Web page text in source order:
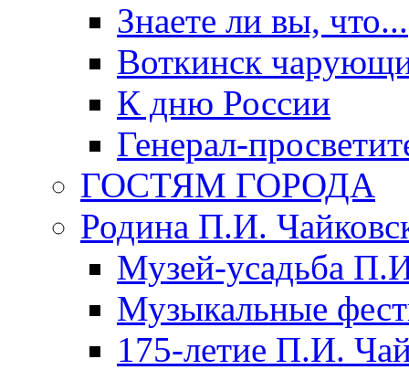
Знаете ли вы, что...
Воткинск
К дню России
Генерал-
ГОСТЯМ ГОРОДА
Родина П.И.
Музей-усадьба
Музыкальные
175-летие П.И.